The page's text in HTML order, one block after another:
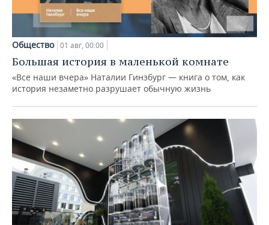
Общество 01 авг, 00:00
Большая история в маленькой комнате
«Все наши вчера» Наталии Гинзбург — книга о том, как
история незаметно разрушает обычную жизнь